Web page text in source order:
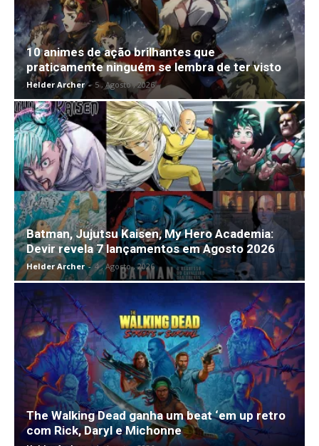
10 animes de ação brilhantes que
praticamente ninguém se lembra de ter visto
Helder Archer - 5 , Agosto , 2026
Batman, Jujutsu Kaisen, My Hero Academia:
Devir revela 7 lançamentos em Agosto 2026
Helder Archer - 4 , Agosto , 2026
The Walking Dead ganha um beat ‘em up retro
com Rick, Daryl e Michonne